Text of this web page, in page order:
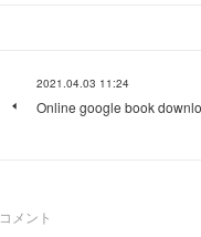
2021.04.03 11:24
Online google book
コメント